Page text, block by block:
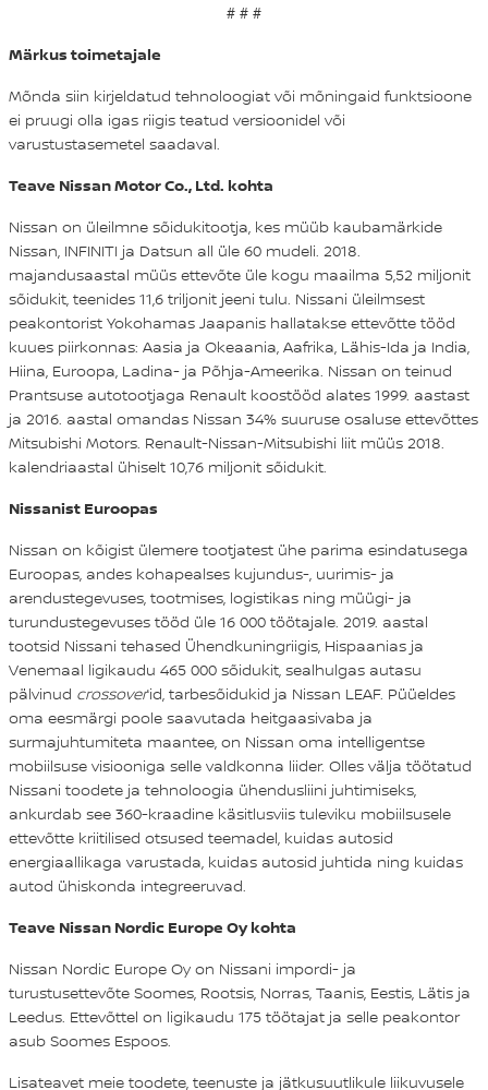
# # #
Märkus toimetajale
Mõnda siin kirjeldatud tehnoloogiat või mõningaid funktsioone
ei pruugi olla igas riigis teatud versioonidel või
varustustasemetel saadaval.
Teave Nissan Motor Co., Ltd. kohta
Nissan on üleilmne sõidukitootja, kes müüb kaubamärkide
Nissan, INFINITI ja Datsun all üle 60 mudeli. 2018.
majandusaastal müüs ettevõte üle kogu maailma 5,52 miljonit
sõidukit, teenides 11,6 triljonit jeeni tulu. Nissani üleilmsest
peakontorist Yokohamas Jaapanis hallatakse ettevõtte tööd
kuues piirkonnas: Aasia ja Okeaania, Aafrika, Lähis-Ida ja India,
Hiina, Euroopa, Ladina- ja Põhja-Ameerika. Nissan on teinud
Prantsuse autotootjaga Renault koostööd alates 1999. aastast
ja 2016. aastal omandas Nissan 34% suuruse osaluse ettevõttes
Mitsubishi Motors. Renault-Nissan-Mitsubishi liit müüs 2018.
kalendriaastal ühiselt 10,76 miljonit sõidukit.
Nissanist Euroopas
Nissan on kõigist ülemere tootjatest ühe parima esindatusega
Euroopas, andes kohapealses kujundus-, uurimis- ja
arendustegevuses, tootmises, logistikas ning müügi- ja
turundustegevuses tööd üle 16 000 töötajale. 2019. aastal
tootsid Nissani tehased Ühendkuningriigis, Hispaanias ja
Venemaal ligikaudu 465 000 sõidukit, sealhulgas autasu
pälvinud crossover’id, tarbesõidukid ja Nissan LEAF. Püüeldes
oma eesmärgi poole saavutada heitgaasivaba ja
surmajuhtumiteta maantee, on Nissan oma intelligentse
mobiilsuse visiooniga selle valdkonna liider. Olles välja töötatud
Nissani toodete ja tehnoloogia ühendusliini juhtimiseks,
ankurdab see 360-kraadine käsitlusviis tuleviku mobiilsusele
ettevõtte kriitilised otsused teemadel, kuidas autosid
energiaallikaga varustada, kuidas autosid juhtida ning kuidas
autod ühiskonda integreeruvad.
Teave Nissan Nordic Europe Oy kohta
Nissan Nordic Europe Oy on Nissani impordi- ja
turustusettevõte Soomes, Rootsis, Norras, Taanis, Eestis, Lätis ja
Leedus. Ettevõttel on ligikaudu 175 töötajat ja selle peakontor
asub Soomes Espoos.
Lisateavet meie toodete, teenuste ja jätkusuutlikule liikuvusele